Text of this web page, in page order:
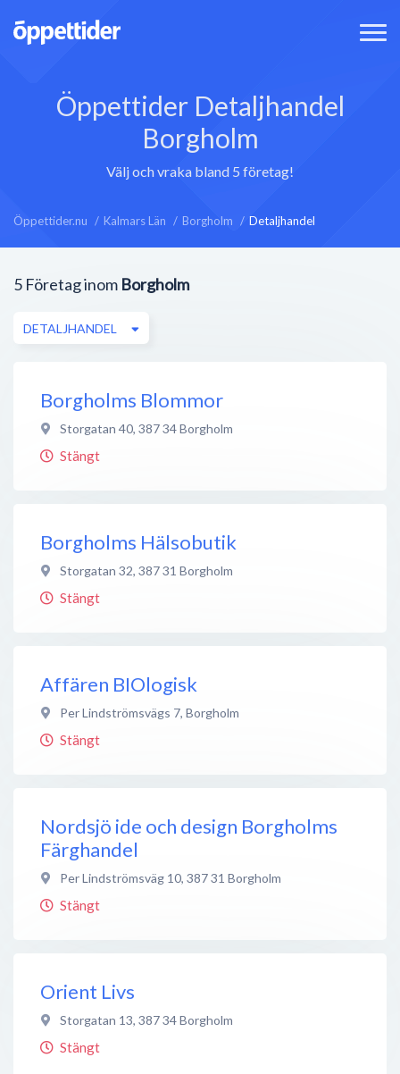
Öppettider Detaljhandel
Borgholm
Välj och vraka bland 5 företag!
Öppettider.nu Kalmars Län Borgholm Detaljhandel
5 Företag inom Borgholm
DETALJHANDEL
Borgholms Blommor
Storgatan 40, 387 34Borgholm
Stängt
Borgholms Hälsobutik
Storgatan 32, 387 31 Borgholm
Stängt
Affären BIOlogisk
Per Lindströmsvägs 7, Borgholm
Stängt
Nordsjö ide och design Borgholms
Färghandel
Per Lindströmsväg 10, 387 31 Borgholm
Stängt
Orient Livs
Storgatan 13, 387 34Borgholm
Stängt